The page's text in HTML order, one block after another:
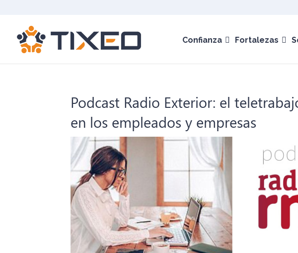
Confianza Fortalezas
Podcast Radio Exterior: el
en los empleados y empresas